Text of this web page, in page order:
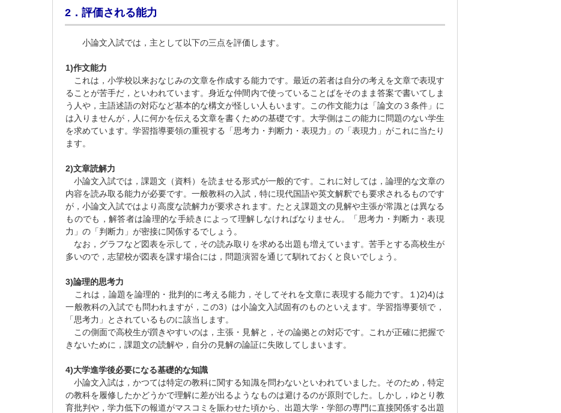
2．評価される能力
小論文入試では，主として以下の三点を評価します。
1)作文能力
これは，小学校以来おなじみの文章を作成する能力です。最近の若者は自分の考えを文章で表現す
ることが苦手だ，といわれています。身近な仲間内で使っていることばをそのまま答案で書いてしま
う人や，主語述語の対応など基本的な構文が怪しい人もいます。この作文能力は「論文の３条件」に
は入りませんが，人に何かを伝える文章を書くための基礎です。大学側はこの能力に問題のない学生
を求めています。学習指導要領の重視する「思考力・判断力・表現力」の「表現力」がこれに当たり
ます。
2)文章読解力
小論文入試では，課題文（資料）を読ませる形式が一般的です。これに対しては，論理的な文章の
内容を読み取る能力が必要です。一般教科の入試，特に現代国語や英文解釈でも要求されるものです
が，小論文入試ではより高度な読解力が要求されます。たとえ課題文の見解や主張が常識とは異なる
ものでも，解答者は論理的な手続きによって理解しなければなりません。「思考力・判断力・表現
力」の「判断力」が密接に関係するでしょう。
なお，グラフなど図表を示して，その読み取りを求める出題も増えています。苦手とする高校生が
多いので，志望校が図表を課す場合には，問題演習を通じて馴れておくと良いでしょう。
3)論理的思考力
これは，論題を論理的・批判的に考える能力，そしてそれを文章に表現する能力です。１)2)4)は
一般教科の入試でも問われますが，この3）は小論文入試固有のものといえます。学習指導要領で，
「思考力」とされているものに該当します。
この側面で高校生が躓きやすいのは，主張・見解と，その論拠との対応です。これが正確に把握で
きないために，課題文の読解や，自分の見解の論証に失敗してしまいます。
4)大学進学後必要になる基礎的な知識
小論文入試は，かつては特定の教科に関する知識を問わないといわれていました。そのため，特定
の教科を履修したかどうかで理解に差が出るようなものは避けるのが原則でした。しかし，ゆとり教
育批判や，学力低下の報道がマスコミを賑わせた頃から、出題大学・学部の専門に直接関係する出題